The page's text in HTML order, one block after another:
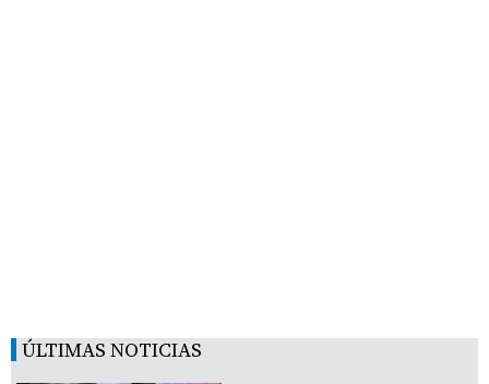
ÚLTIMAS NOTICIAS